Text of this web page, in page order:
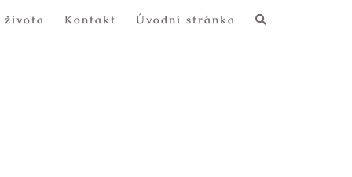
života Kontakt Úvodní stránka